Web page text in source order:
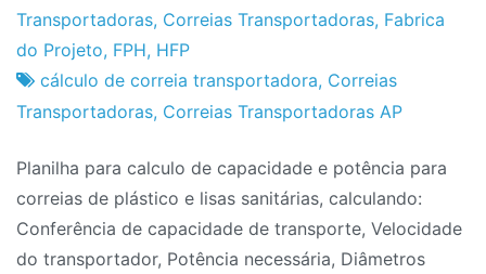
Fabrica
do
Projeto
3
de
Setembro
de
Transportadoras, Correias Transportadoras, Fabrica
do Projeto, FPH, HFP
cálculo de correia transportadora, Correias
Transportadoras, Correias Transportadoras AP
Planilha para calculo de capacidade e potência para
correias de plástico e lisas sanitárias, calculando:
Conferência de capacidade de transporte, Velocidade
do transportador, Potência necessária, Diâmetros